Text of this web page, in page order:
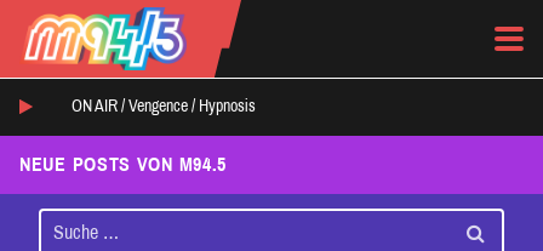
ON AIR / Vengence / Hypnosis
NEUE POSTS VON M94.5